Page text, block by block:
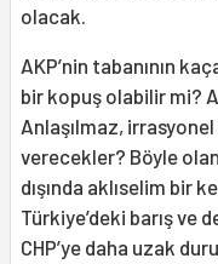
olacak.
AKP’nin tabanının
bir kopuş olabilir mi?
Anlaşılmaz, irrasyonel
verecekler? Böyle
dışında aklıselim bir
Türkiye’deki barış ve
CHP’ye daha uzak